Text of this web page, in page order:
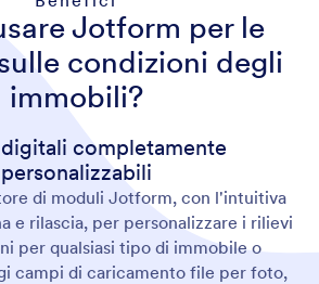
Jotform per le
condizioni degli
immobili?
completamente
personalizzabili
di moduli Jotform, con l'intuitiva
e rilascia, per personalizzare i rilievi
per qualsiasi tipo di immobile o
campi di caricamento file per foto,